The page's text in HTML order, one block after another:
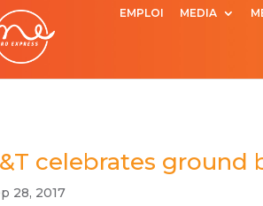
EMPLOI MEDIA
celebrates ground
28, 2017